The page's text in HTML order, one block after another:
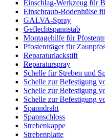
Einschlag-Werkzeug für
Einschraub-Bodenhülse
GALVA-Spray
Geflechtspannstab
Montagehilfe für
Pfostenträger für
Reparaturlackstift
Reparaturspray
Schelle für Streben und
Schelle zur Befestigung
Schelle zur Befestigung
Schelle zur Befestigung
Spanndraht
Spannschloss
Strebenkappe
Strebenplatte